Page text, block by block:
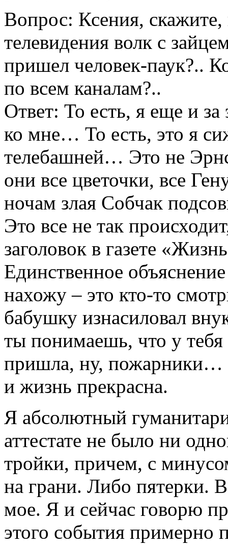
Вопрос: Ксения, скажите,
телевидения волк с
пришел человек-паук?..
по всем каналам?..
Ответ: То есть, я еще и
ко мне… То есть, это я
телебашней… Это не
они все цветочки, все
ночам злая Собчак
Это все не так
заголовок в газете
Единственное
нахожу – это кто-то
бабушку изнасиловал
ты понимаешь, что у
пришла, ну, пожарники…
и жизнь прекрасна.
Я абсолютный
аттестате не было ни
тройки, причем, с
на грани. Либо пятерки.
мое. Я и сейчас говорю
этого события примерно